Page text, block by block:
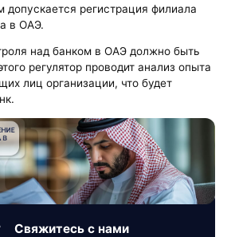
допускается регистрация филиала
в ОАЭ.
над банком в ОАЭ должно быть
регулятор проводит анализ опыта
лиц организации, что будет
Свяжитесь с нами